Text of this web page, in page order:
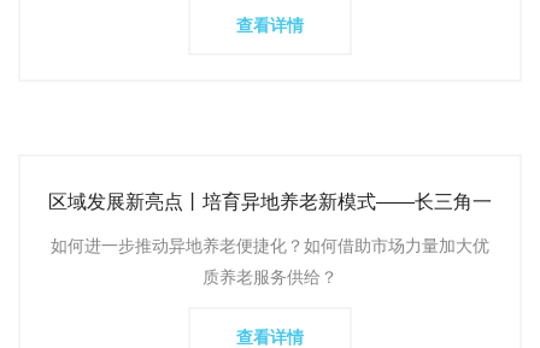
查看详情
区域发展新亮点丨培育异地养老新模式——长三角一
如何进一步推动异地养老便捷化？如何借助市场力量加大优
质养老服务供给？
查看详情